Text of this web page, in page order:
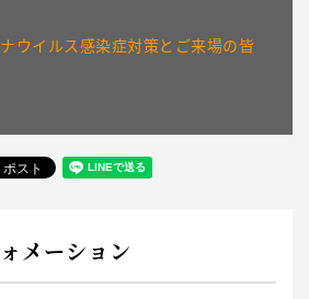
ナウイルス感染症対策とご来場の皆
メーション